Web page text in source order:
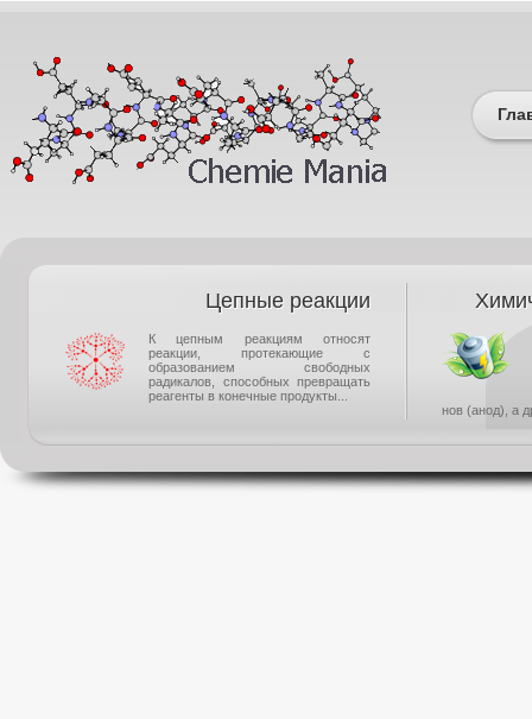
Цепные реакции
К цепным реакциям относят
реакции, протекающие с
образованием свободных
радикалов, способных превращать
реагенты в конечные продукты...
нов (анод), а